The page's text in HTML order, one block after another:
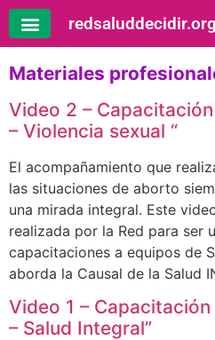
redsaluddecidir.org
Materiales
Video 2 –
– Violencia sexual “
El acompañamiento que
las situaciones de aborto
una mirada integral. Este
realizada por la Red para ser
capacitaciones a equipos de
aborda la Causal de la Salud
Video 1 –
– Salud Integral”